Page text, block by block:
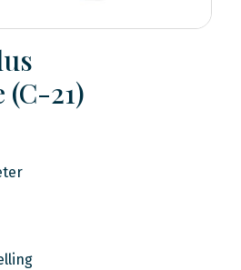
21)